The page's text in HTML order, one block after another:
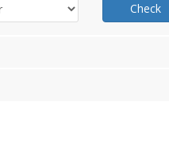
Check